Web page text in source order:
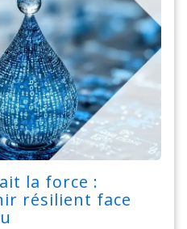
la force :
résilient face